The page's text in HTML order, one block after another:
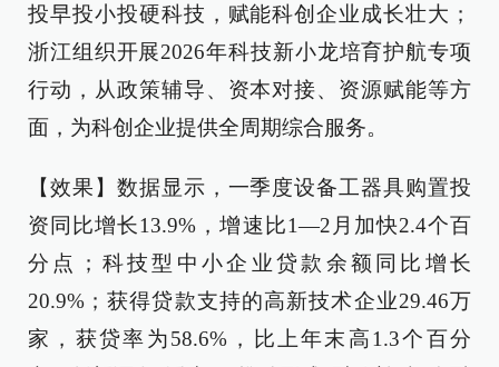
投早投小投硬科技，赋能科创企业成长壮大；
浙江组织开展2026年科技新小龙培育护航专项
行动，从政策辅导、资本对接、资源赋能等方
面，为科创企业提供全周期综合服务。
【效果】数据显示，一季度设备工器具购置投
资同比增长13.9%，增速比1—2月加快2.4个百
分点；科技型中小企业贷款余额同比增长
20.9%；获得贷款支持的高新技术企业29.46万
家，获贷率为58.6%，比上年末高1.3个百分